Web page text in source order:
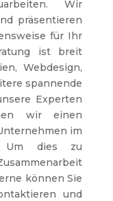
Wir
präsentieren
für Ihr
ist breit
Webdesign,
spannende
Experten
wir einen
im
Um dies zu
können Sie
und